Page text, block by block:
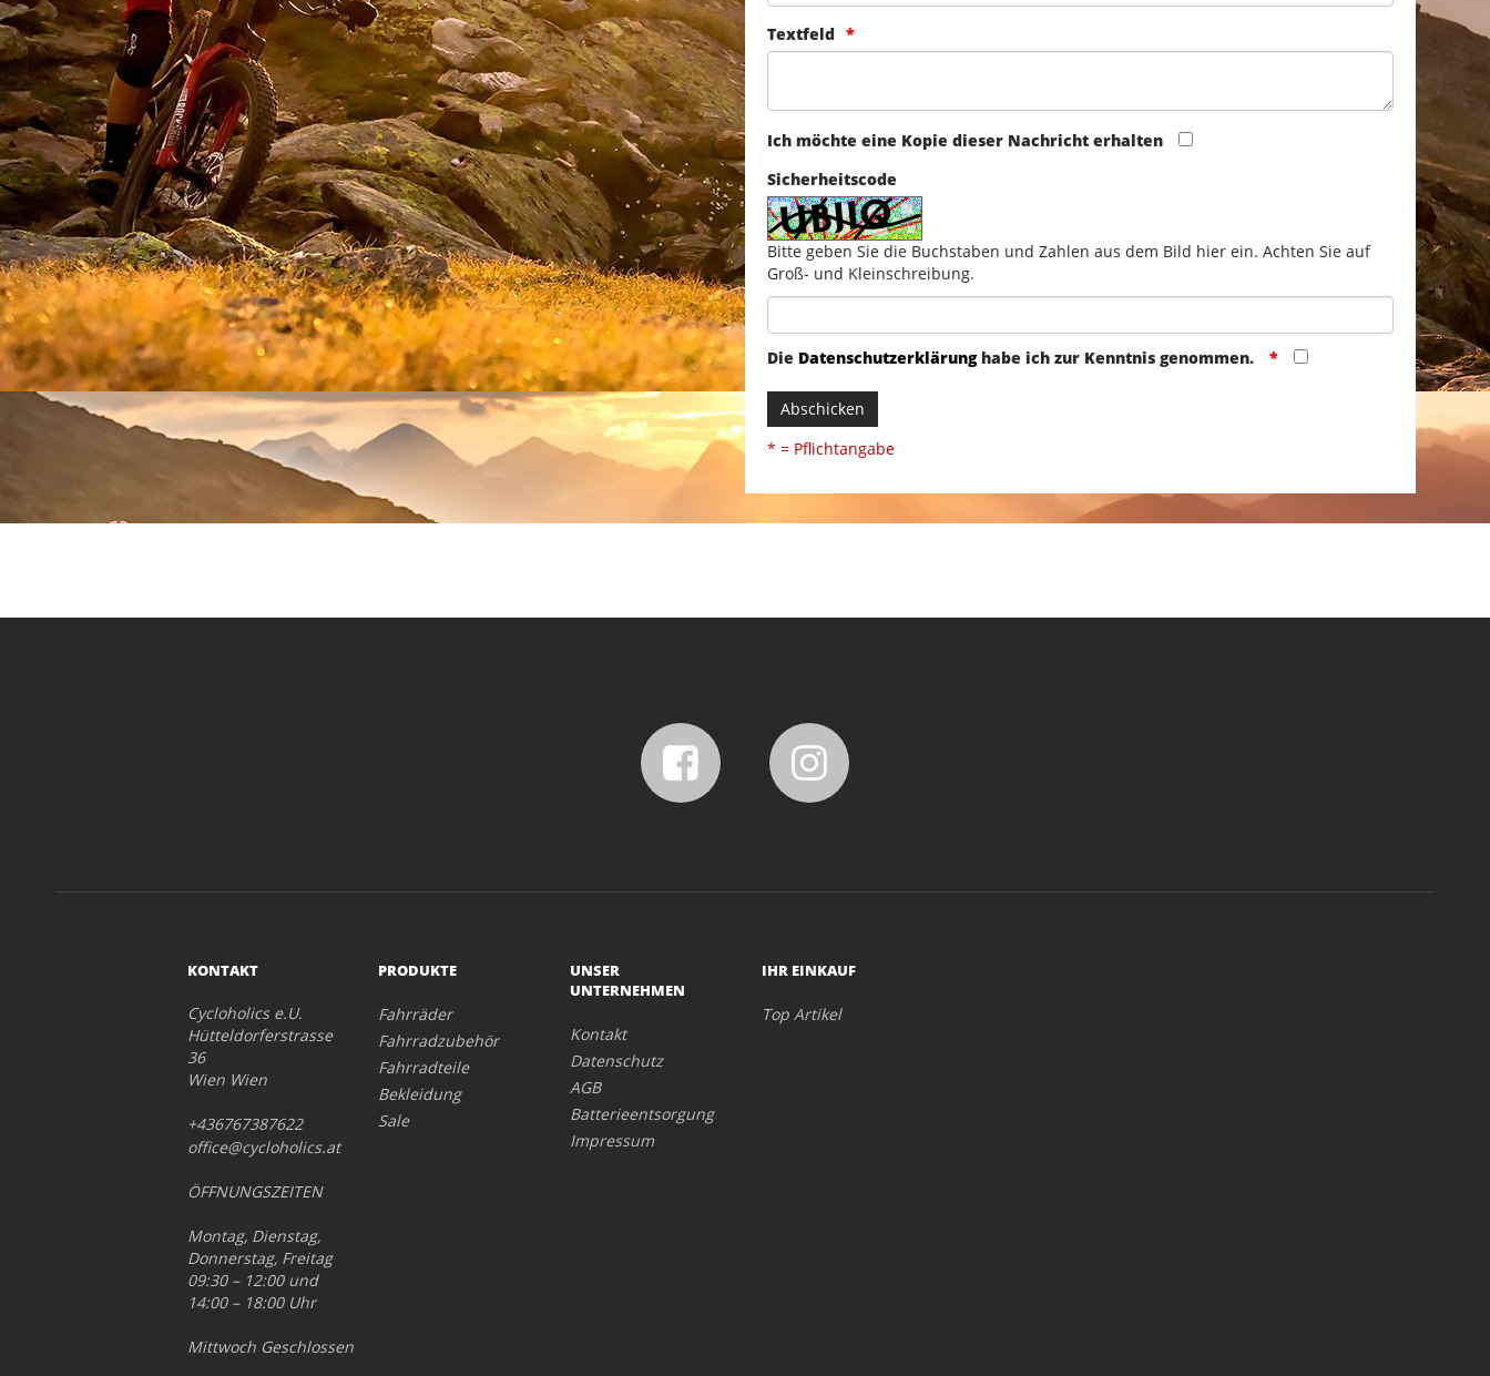
Textfeld
Ich möchte eine Kopie dieser Nachricht erhalten
Sicherheitscode
Bitte geben Sie die Buchstaben und Zahlen aus dem Bild hier ein. Achten Sie auf
Groß- und Kleinschreibung.
Die Datenschutzerklärunghabe ich zur Kenntnis genommen.
Abschicken
* = Pflichtangabe
KONTAKT
Cycloholics e.U.
Hütteldorferstrasse
36
Wien Wien
+436767387622
office@cycloholics.at
ÖFFNUNGSZEITEN
Montag, Dienstag,
Donnerstag, Freitag
09:30 – 12:00 und
14:00 – 18:00 Uhr
Mittwoch Geschlossen
PRODUKTE
Fahrräder
Fahrradzubehör
Fahrradteile
Bekleidung
Sale
UNSER
UNTERNEHMEN
Kontakt
Datenschutz
AGB
Batterieentsorgung
Impressum
IHR EINKAUF
Top Artikel